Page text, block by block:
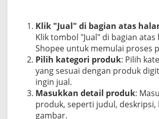
Klik "Jual" di bagian atas
Klik tombol "Jual" di bagian atas
Shopee untuk memulai proses
Pilih kategori produk: Pilih
yang sesuai dengan produk
ingin jual.
Masukkan detail produk:
produk, seperti judul, deskripsi,
gambar.